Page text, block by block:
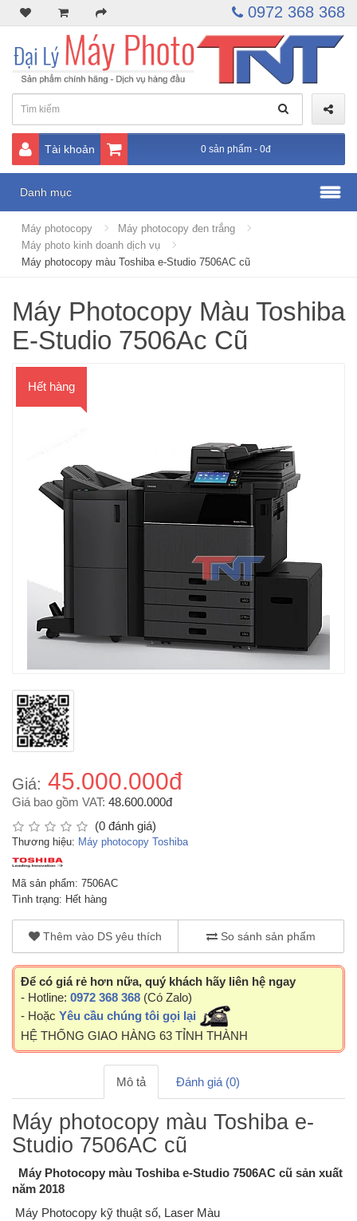
0972 368 368
Tài khoản 0 sản phẩm - 0đ
Danh mục
Máy photocopy
Máy photocopy đen trắng
Máy photo kinh doanh dịch vụ
Máy photocopy màu Toshiba e-Studio 7506AC cũ
Máy Photocopy Màu Toshiba
E-Studio 7506Ac Cũ
Hết hàng
Giá: 45.000.000đ
Giá bao gồm VAT: 48.600.000đ
(0 đánh giá)
Thương hiệu: Máy photocopy Toshiba
Mã sản phẩm: 7506AC
Tình trạng: Hết hàng
Thêm vào DS yêu thích So sánh sản phẩm
Để có giá rẻ hơn nữa, quý khách hãy liên hệ ngay
- Hotline: 0972 368 368 (Có Zalo)
- Hoặc Yêu cầu chúng tôi gọi lại
HỆ THỐNG GIAO HÀNG 63 TỈNH THÀNH
Mô tả Đánh giá (0)
Máy photocopy màu Toshiba e-
Studio 7506AC cũ
Máy Photocopy màu Toshiba e-Studio 7506AC cũ sản xuất
năm 2018
Máy Photocopy kỹ thuật số, Laser Màu